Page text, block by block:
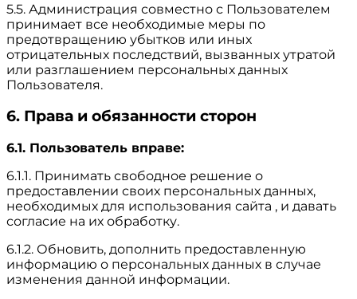
5.5. Администрация совместно с Пользователем
принимает все необходимые меры по
предотвращению убытков или иных
отрицательных последствий, вызванных утратой
или разглашением персональных данных
Пользователя.
6. Права и обязанности сторон
6.1. Пользователь вправе:
6.1.1. Принимать свободное решение о
предоставлении своих персональных данных,
необходимых для использования сайта , и давать
согласие на их обработку.
6.1.2. Обновить, дополнить предоставленную
информацию о персональных данных в случае
изменения данной информации.